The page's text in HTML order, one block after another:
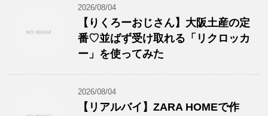
2026/08/04
【りくろーおじさん】大阪土産の定
番♡並ばず受け取れる「リクロッカ
ー」を使ってみた
2026/08/04
【リアルバイ】ZARA HOMEで作